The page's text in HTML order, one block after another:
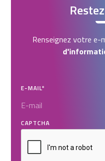
Renseignez votre e-
E-MAIL*
CAPTCHA